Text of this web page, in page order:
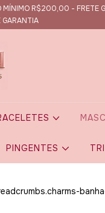
MÍNIMO R$200,00 - FRETE
GARANTIA
PINGENTES